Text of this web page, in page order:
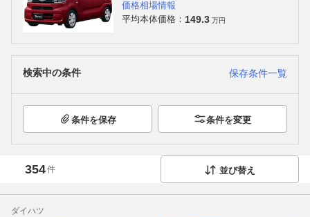
価格相場情報
平均本体価格： 149.3 万円
検索中の条件 保存条件一覧
条件を保存 条件を変更
354件 並び替え
ダイハツ